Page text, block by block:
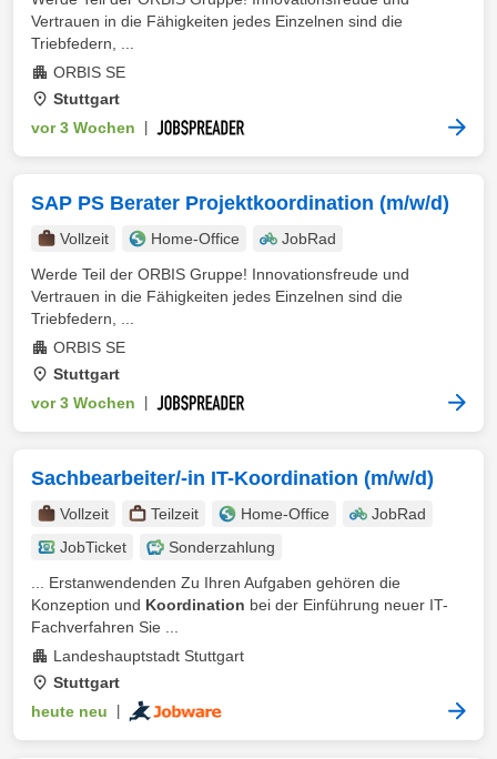
Vertrauen in die Fähigkeiten jedes Einzelnen sind die
Triebfedern, ...
ORBIS SE
Stuttgart
vor 3 Wochen
SAP PS Berater Projektkoordination (m/w/d)
Vollzeit Home-Office
JobRad
Werde Teil der ORBIS Gruppe! Innovationsfreude und
Vertrauen in die Fähigkeiten jedes Einzelnen sind die
Triebfedern, ...
ORBIS SE
Stuttgart
vor 3 Wochen
Sachbearbeiter/-in IT-Koordination (m/w/d)
Vollzeit Teilzeit Home-Office
JobRad
JobTicket
Sonderzahlung
... Erstanwendenden Zu Ihren Aufgaben gehören die
Konzeption und Koordination bei der Einführung neuer IT-
Fachverfahren Sie ...
Landeshauptstadt Stuttgart
Stuttgart
heute neu